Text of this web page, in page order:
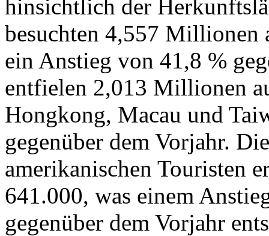
hinsichtlich der
besuchten 4,557 Millionen
ein Anstieg von 41,8 %
entfielen 2,013 Millionen
Hongkong, Macau und
gegenüber dem Vorjahr.
amerikanischen Touristen
641.000, was einem
gegenüber dem Vorjahr